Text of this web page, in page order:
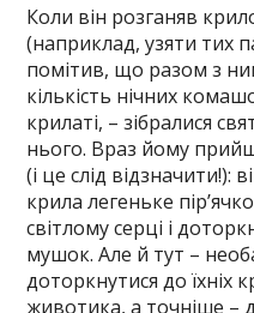
Коли він розганяв
(наприклад, узяти тих
помітив, що разом з
кількість нічних
крилаті, – зібралися
нього. Враз йому
(і це слід відзначити!):
крила легеньке
світлому серці і
мушок. Але й тут –
доторкнутися до їхніх
животика, а точніше –